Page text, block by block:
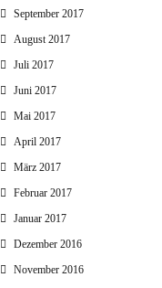
September 2017
August 2017
Juli 2017
Juni 2017
Mai 2017
April 2017
März 2017
Februar 2017
Januar 2017
Dezember 2016
November 2016